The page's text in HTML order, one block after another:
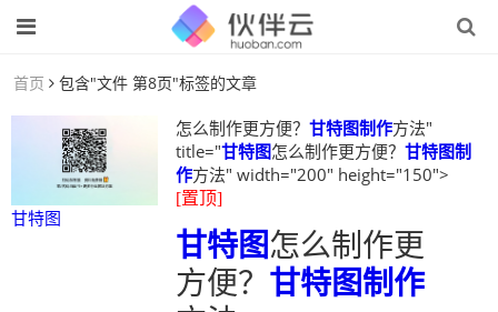
首页 包含"文件 第8页"标签的文章
甘特图
怎么制作更方便？ 甘特图制作方法"
title="甘特图怎么制作更方便？ 甘特图制
作方法" width="200" height="150">
[置顶]
甘特图怎么制作更
方便？ 甘特图制作